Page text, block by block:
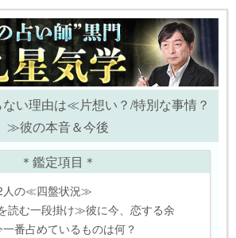
い理由は≪片想い？/特別な事情？
≫彼の本音＆今後
＊鑑定項目＊
人の≪四盤状況≫
読む一段掛け≫彼に今、恋する余
番占めているものは何？